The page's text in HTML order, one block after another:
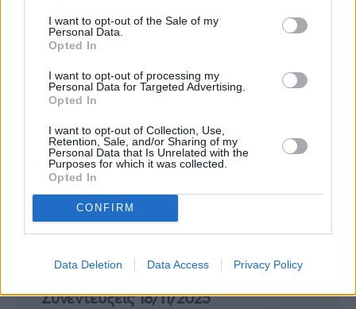
I want to opt-out of the Sale of my
Personal Data.
Opted In
I want to opt-out of processing my
Personal Data for Targeted Advertising.
Opted In
I want to opt-out of Collection, Use,
Retention, Sale, and/or Sharing of my
Personal Data that Is Unrelated with the
Purposes for which it was collected.
Opted In
CONFIRM
Data Deletion Data Access Privacy Policy
Ευαγγέλια, Ματθαίος, Μάρκος, Λουκάς,
Ιωάννης, που περιλαμβάνουν αφηγήσεις για
Ιησού, το Ευαγγέλιο του Θωμά είναι ένα
ευαγγέλιο ρήσεων.
Συνεντεύξεις 18/11/2025
Δήμητρα Δερζέκου: «Λέω τη δική μου
αλήθεια»
Συνεντεύξεις 18/11/2025